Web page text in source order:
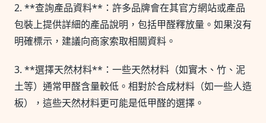
2. **查詢產品資料**：許多品牌會在其官方網站或產品
包裝上提供詳細的產品說明，包括甲醛釋放量。如果沒有
明確標示，建議向商家索取相關資料。
3. **選擇天然材料**：一些天然材料（如實木、竹、泥
土等）通常甲醛含量較低。相對於合成材料（如一些人造
板），這些天然材料更可能是低甲醛的選擇。